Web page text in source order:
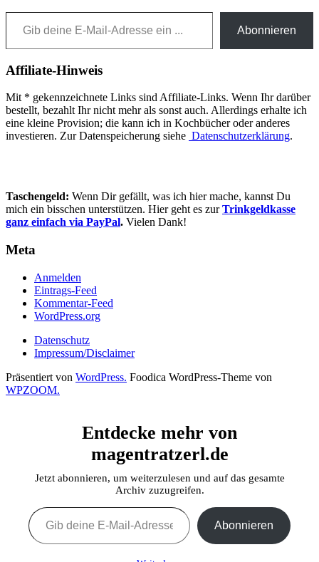
Gib deine E-Mail-Adresse ein ...
Abonnieren
Affiliate-Hinweis
Mit * gekennzeichnete Links sind Affiliate-Links. Wenn Ihr darüber
bestellt, bezahlt Ihr nicht mehr als sonst auch. Allerdings erhalte ich
eine kleine Provision; die kann ich in Kochbücher oder anderes
investieren. Zur Datenspeicherung siehe Datenschutzerklärung.
Taschengeld: Wenn Dir gefällt, was ich hier mache, kannst Du
mich ein bisschen unterstützen. Hier geht es zurTrinkgeldkasse
ganz einfach via PayPal. Vielen Dank!
Meta
Anmelden
Eintrags-Feed
Kommentar-Feed
WordPress.org
Datenschutz
Impressum/Disclaimer
Präsentiert von WordPress. Foodica WordPress-Theme von
WPZOOM.
Entdecke mehr von
magentratzerl.de
Jetzt abonnieren, um weiterzulesen und auf das gesamte
Archiv zuzugreifen.
Gib deine E-Mail-Adresse ein ...
Abonnieren